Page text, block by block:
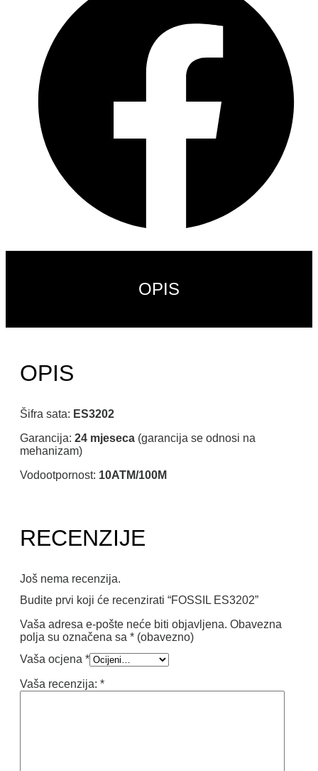
OPIS
OPIS
Šifra sata: ES3202
Garancija: 24 mjeseca (garancija se odnosi na
mehanizam)
Vodootpornost: 10ATM/100M
RECENZIJE
Još nema recenzija.
Budite prvi koji će recenzirati “FOSSIL ES3202”
Vaša adresa e-pošte neće biti objavljena. Obavezna
polja su označena sa * (obavezno)
Vaša ocjena *
Vaša recenzija: *